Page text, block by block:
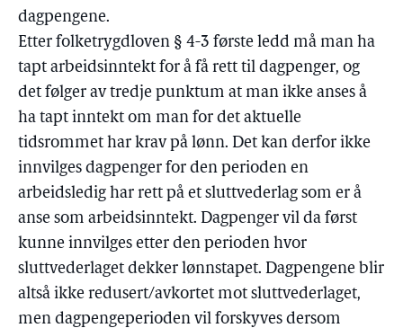
dagpengene.
Etter folketrygdloven § 4-3 første ledd må man ha
tapt arbeidsinntekt for å få rett til dagpenger, og
det følger av tredje punktum at man ikke anses å
ha tapt inntekt om man for det aktuelle
tidsrommet har krav på lønn. Det kan derfor ikke
innvilges dagpenger for den perioden en
arbeidsledig har rett på et sluttvederlag som er å
anse som arbeidsinntekt. Dagpenger vil da først
kunne innvilges etter den perioden hvor
sluttvederlaget dekker lønnstapet. Dagpengene blir
altså ikke redusert/avkortet mot sluttvederlaget,
men dagpengeperioden vil forskyves dersom